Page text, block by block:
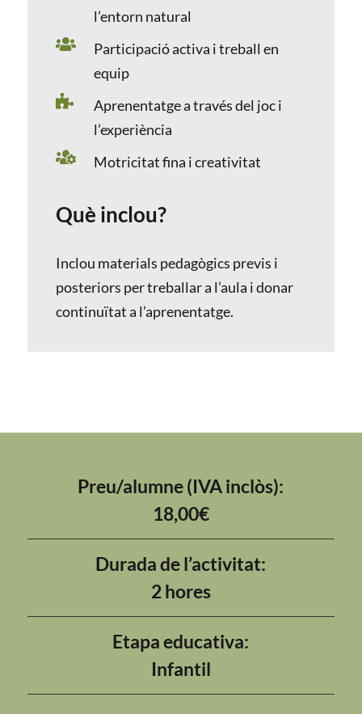
l’entorn natural

Participació activa i treball en
equip

Aprenentatge a través del joc i
l’experiència
 Motricitat fina i creativitat
Què inclou?
Inclou materials pedagògics previs i
posteriors per treballar a l’aula i donar
continuïtat a l’aprenentatge.
Preu/alumne (IVA inclòs):
18,00€
Durada de l’activitat:
2 hores
Etapa educativa:
Infantil